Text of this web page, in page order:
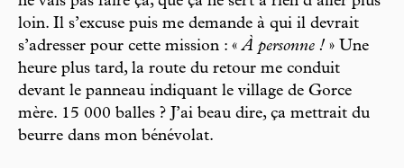
loin. Il s’excuse puis me demande à qui il devrait
s’adresser pour cette mission : «À personne ! » Une
heure plus tard, la route du retour me conduit
devant le panneau indiquant le village de Gorce
mère. 15 000 balles ? J’ai beau dire, ça mettrait du
beurre dans mon bénévolat.